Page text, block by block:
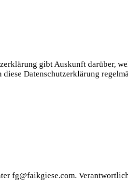
gibt Auskunft darüber,
Datenschutzerklärung
fg@faikgiese.com.